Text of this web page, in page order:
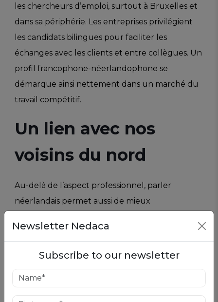
les chercheurs d’emploi, surtout à Bruxelles et
dans sa périphérie. Les entreprises privilégient
les candidats bilingues pour faciliter les
échanges avec les clients et entre collègues. Un
profil francophone-néerlandophone se
démarque ainsi nettement dans un marché du
travail compétitif.
Un lien avec nos
voisins du nord
Au-delà de l’aspect professionnel, parler
néerlandais permet aussi de mieux
Comprendre et se faire comprendre lors de
respect et de sympathie pour la culture de nos
voisins.
Newsletter Nedaca
Subscribe to our newsletter